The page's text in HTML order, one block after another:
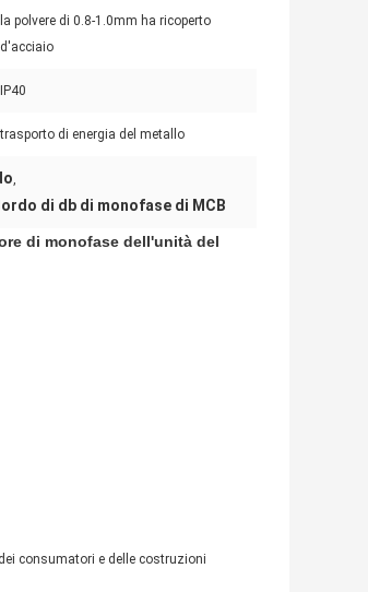
la polvere di 0.8-1.0mm ha ricoperto
d'acciaio
IP40
trasporto di energia del metallo
,
di db di monofase di MCB
di monofase dell'unità del
consumatori e delle costruzioni